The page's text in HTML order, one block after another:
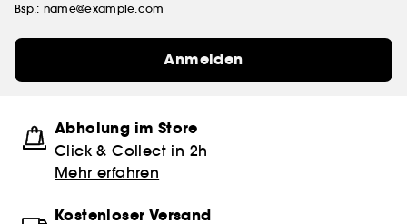
Bsp.: name@example.com
Anmelden
Abholung im Store
Click & Collect in 2h
Mehr erfahren
Kostenloser Versand